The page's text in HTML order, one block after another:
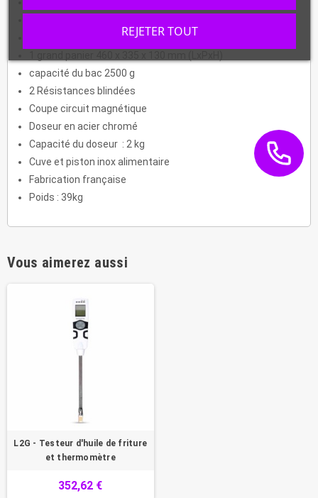
1 thermostat de régulation
capacité du bac 2500 g
2 Résistances blindées
Coupe circuit magnétique
Doseur en acier chromé
Capacité du doseur : 2 kg
Cuve et piston inox alimentaire
Fabrication française
Poids : 39kg
Vous aimerez aussi
L2G - Testeur d'huile de friture
et thermomètre
352,62 €
REJETER TOUT